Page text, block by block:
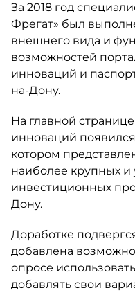
За 2018 год
Фрегат» был
внешнего вида и
возможностей
инноваций и
на-Дону.
На главной
инноваций
котором
наиболее крупных
инвестиционных
Дону.
Доработке
добавлена
опросе
добавлять свои